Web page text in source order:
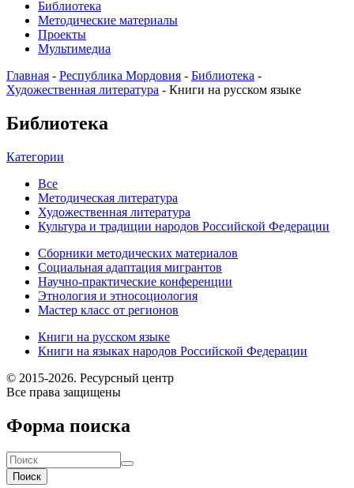
Библиотека
Методические материалы
Проекты
Мультимедиа
Главная - Республика Мордовия - Библиотека -
Художественная литература - Книги на русском языке
Библиотека
Категории
Все
Методическая литература
Художественная литература
Культура и традиции народов Российской Федерации
Сборники методических материалов
Социальная адаптация мигрантов
Научно-практические конференции
Этнология и этносоциология
Мастер класс от регионов
Книги на русском языке
Книги на языках народов Российской Федерации
© 2015-2026. Ресурсный центр
Все права защищены
Форма поиска
Поиск